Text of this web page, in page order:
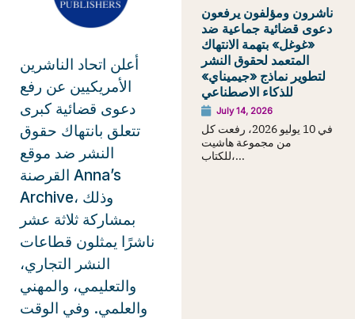
أعلن اتحاد الناشرين
الأمريكيين عن رفع
دعوى قضائية كبرى
تتعلق بانتهاك حقوق
النشر ضد موقع
القرصنة Anna’s
Archive، وذلك
بمشاركة ثلاثة عشر
ناشرًا يمثلون قطاعات
النشر التجاري،
والتعليمي، والمهني
والعلمي. وفي الوقت
ناشرون ومؤلفون يرفعون
دعوى قضائية جماعية ضد
«غوغل» بتهمة الانتهاك
المتعمد لحقوق النشر
لتطوير نماذج «جيميناي»
للذكاء الاصطناعي
July 14, 2026
في 10 يوليو 2026، رفعت كل
من مجموعة هاشيت
للكتاب،...